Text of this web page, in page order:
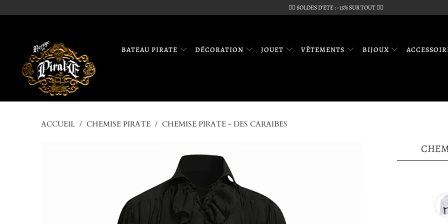
🏴‍☠️ SOLDES D'ETE : -15% SUR TOUT 🏴‍☠️
BATEAU PIRATE DÉCORATION JOUET VÊTEMENTS BIJOUX
ACCUEIL / CHEMISE PIRATE / CHEMISE PIRATE - DES CARAIBES